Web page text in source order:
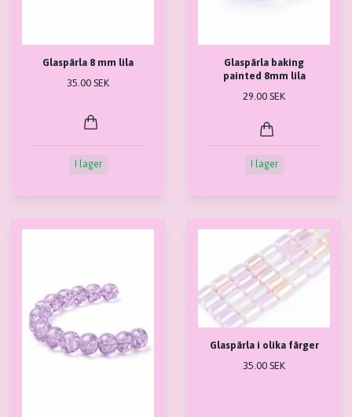
Glaspärla 8 mm lila
35.00 SEK
I lager
Glaspärla baking
painted 8mm lila
29.00 SEK
I lager
Glaspärla i olika färger
35.00 SEK